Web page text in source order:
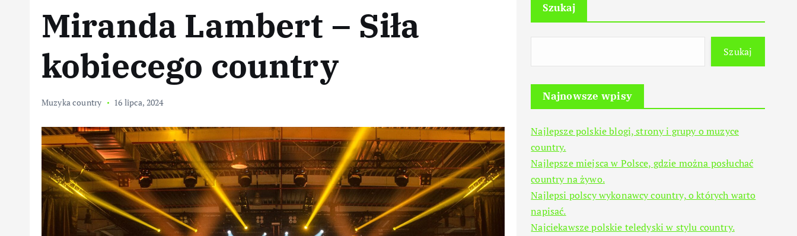
Miranda Lambert – Siła
kobiecego country
Muzyka country 16 lipca, 2024
Szukaj
Szukaj
Najnowsze wpisy
Najlepsze polskie blogi, strony i grupy o muzyce
country.
Najlepsze miejsca w Polsce, gdzie można posłuchać
country na żywo.
Najlepsi polscy wykonawcy country, o których warto
napisać.
Najciekawsze polskie teledyski w stylu country.